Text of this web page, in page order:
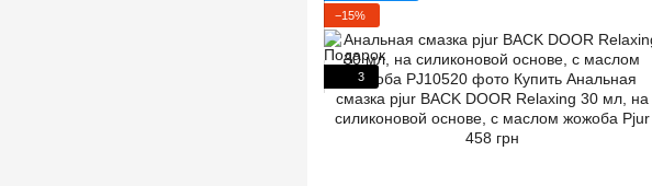
−15%
3